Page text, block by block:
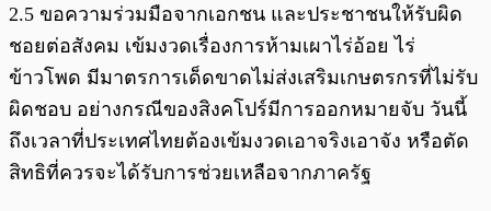
2.5 ขอความร่วมมือจากเอกชน และประชาชนให้รับผิด
ชอยต่อสังคม เข้มงวดเรื่องการห้ามเผาไร่อ้อย ไร่
ข้าวโพด มีมาตรการเด็ดขาดไม่ส่งเสริมเกษตรกรที่ไม่รับ
ผิดชอบ อย่างกรณีของสิงคโปร์มีการออกหมายจับ วันนี้
ถึงเวลาที่ประเทศไทยต้องเข้มงวดเอาจริงเอาจัง หรือตัด
สิทธิที่ควรจะได้รับการช่วยเหลือจากภาครัฐ